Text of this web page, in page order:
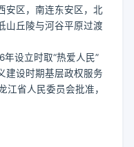
安区，南连东安区，北
山丘陵与河谷平原过渡
年设立时取“热爱人民”
建设时期基层政权服务
江省人民委员会批准，